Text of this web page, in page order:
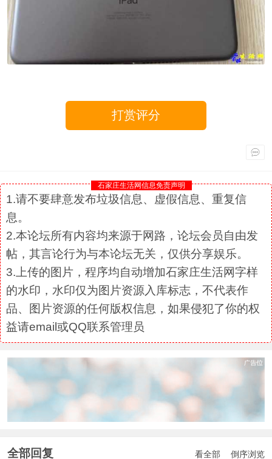
打赏评分
石家庄生活网信息免责声明
1.请不要肆意发布垃圾信息、虚假信息、重复信
息。
2.本论坛所有内容均来源于网路，论坛会员自由发
帖，其言论行为与本论坛无关，仅供分享娱乐。
3.上传的图片，程序均自动增加石家庄生活网字样
的水印，水印仅为图片资源入库标志，不代表作
品、图片资源的任何版权信息，如果侵犯了你的权
益请email或QQ联系管理员
全部回复 看全部 倒序浏览